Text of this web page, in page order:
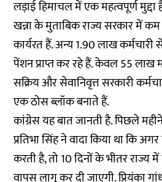
लड़ाई हिमाचल में एक महत्वपूर्ण
खन्ना के मुताबिक राज्य सरकार में
कार्यरत हैं. अन्य 1.90 लाख
पेंशन प्राप्त कर रहे हैं. केवल 55 लाख
सक्रिय और सेवानिवृत्त सरकारी
एक ठोस ब्लॉक बनाते हैं.
कांग्रेस यह बात जानती है. पिछले
प्रतिभा सिंह ने वादा किया था कि
करती है, तो 10 दिनों के भीतर राज्य
वापस लागू कर दी जाएगी. प्रियंका